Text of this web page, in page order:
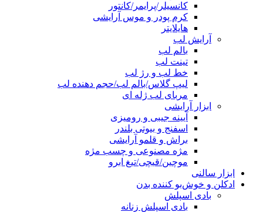
کانسیلر/پرایمر/کانتور
کرم پودر و موس آرایشی
هایلایتر
آرایش لب
بالم لب
تینت لب
خط لب و رژ لب
لیپ گلاس/بالم لب/حجم دهنده لب
مربای لب ژله ای
ابزار آرایشی
آیینه جیبی و رومیزی
اسفنج و بیوتی بلندر
براش و قلمو آرایشی
مژه مصنوعی و چسب مژه
موچین/قیچی/تیغ ابرو
ابزار سالنی
ادکلن و خوش‌بو کننده بدن
بادی اسپلش
بادی اسپلش زنانه